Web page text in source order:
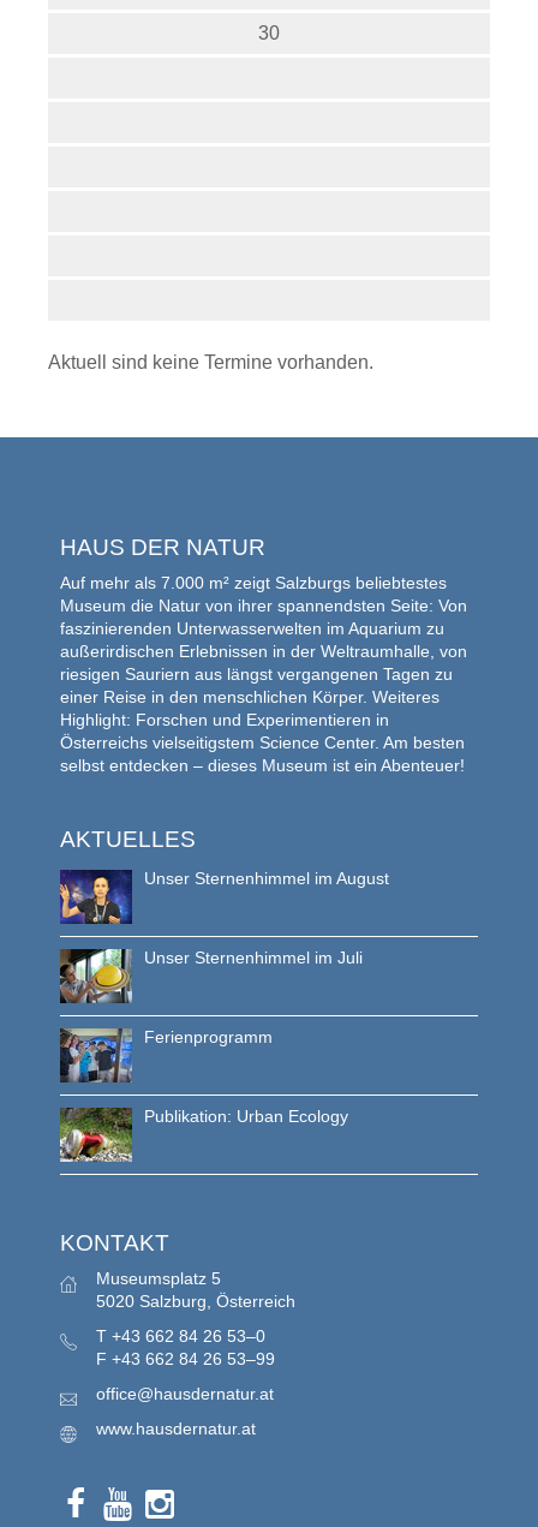
30
Aktuell sind keine Termine vorhanden.
HAUS DER NATUR
Auf mehr als 7.000 m² zeigt Salzburgs beliebtestes
Museum die Natur von ihrer spannendsten Seite: Von
faszinierenden Unterwasserwelten im Aquarium zu
außerirdischen Erlebnissen in der Weltraumhalle, von
riesigen Sauriern aus längst vergangenen Tagen zu
einer Reise in den menschlichen Körper. Weiteres
Highlight: Forschen und Experimentieren in
Österreichs vielseitigstem Science Center. Am besten
selbst entdecken – dieses Museum ist ein Abenteuer!
AKTUELLES
Unser Sternenhimmel im August
Unser Sternenhimmel im Juli
Ferienprogramm
Publikation: Urban Ecology
KONTAKT
Museumsplatz 5
5020 Salzburg, Österreich
T +43 662 84 26 53–0
F +43 662 84 26 53–99
office@hausdernatur.at
www.hausdernatur.at